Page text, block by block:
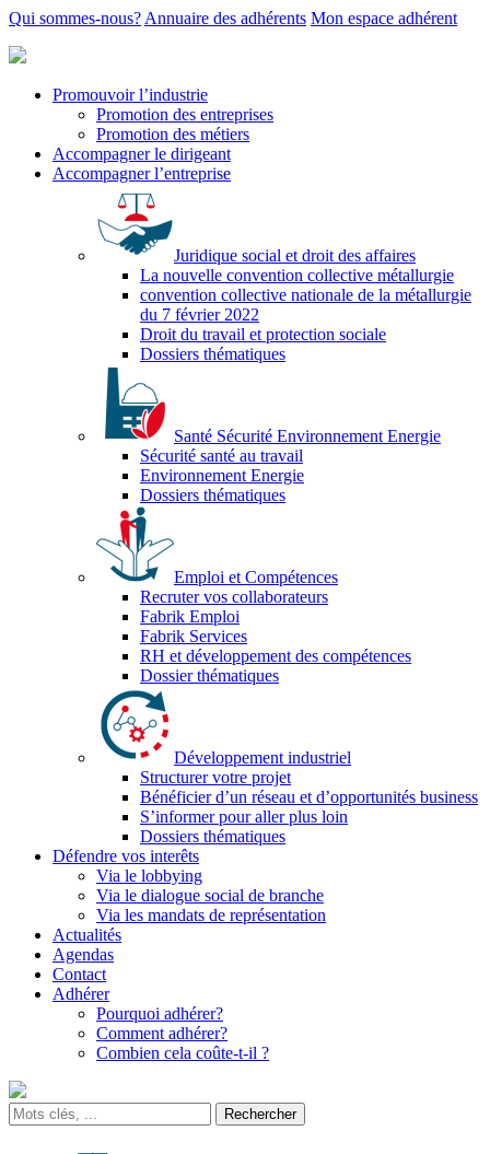
Qui sommes-nous? Annuaire des adhérents Mon espace adhérent
Promouvoir l’industrie
Promotion des entreprises
Promotion des métiers
Accompagner le dirigeant
Accompagner l’entreprise
Juridique social et droit des affaires
La nouvelle convention collective métallurgie
convention collective nationale de la métallurgie
du 7 février 2022
Droit du travail et protection sociale
Dossiers thématiques
Santé Sécurité Environnement Energie
Sécurité santé au travail
Environnement Energie
Dossiers thématiques
Emploi et Compétences
Recruter vos collaborateurs
Fabrik Emploi
Fabrik Services
RH et développement des compétences
Dossier thématiques
Développement industriel
Structurer votre projet
Bénéficier d’un réseau et d’opportunités business
S’informer pour aller plus loin
Dossiers thématiques
Défendre vos interêts
Via le lobbying
Via le dialogue social de branche
Via les mandats de représentation
Actualités
Agendas
Contact
Adhérer
Pourquoi adhérer?
Comment adhérer?
Combien cela coûte-t-il ?